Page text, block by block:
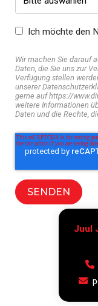
Ich möchte den
Wir machen Sie darauf
Daten, die Sie uns zur
Verfügung stellen
unserer
gerne auf https://
weitere Informationen
Daten und die Rechte,
Juul